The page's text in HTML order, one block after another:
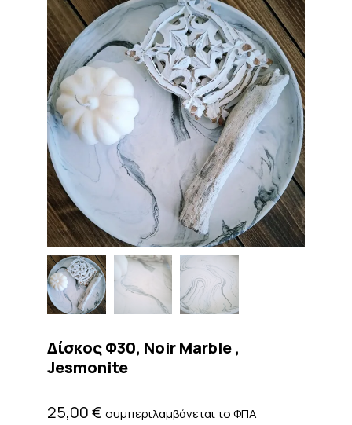
Δίσκος Φ30, Noir Marble ,
Jesmonite
25,00€ συμπεριλαμβάνεται το ΦΠΑ